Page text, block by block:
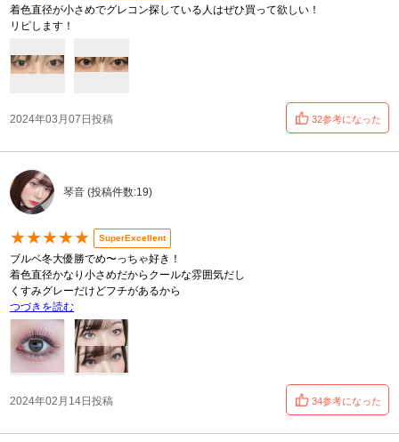
着色直径が小さめでグレコン探している人はぜひ買って欲しい！
リピします！
2024年03月07日投稿 32参考になった
琴音 (投稿件数:19)
★★★★★ SuperExcellent
ブルベ冬大優勝でめ〜っちゃ好き！
着色直径かなり小さめだからクールな雰囲気だし
くすみグレーだけどフチがあるから
つづきを読む
2024年02月14日投稿 34参考になった